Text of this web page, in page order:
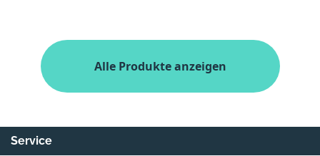
Alle Produkte anzeigen
Service